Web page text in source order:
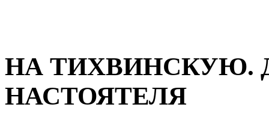
НА ТИХВИНСКУЮ.
НАСТОЯТЕЛЯ